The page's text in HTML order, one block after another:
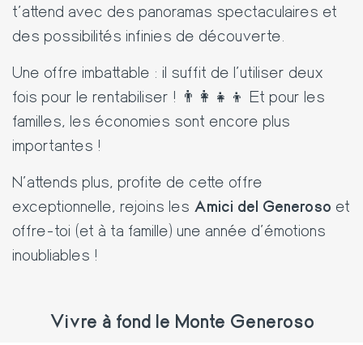
t’attend avec des panoramas spectaculaires et
des possibilités infinies de découverte.
Une offre imbattable : il suffit de l'utiliser deux
fois pour le rentabiliser ! 👨‍👩‍👧‍👦 Et pour les
familles, les économies sont encore plus
importantes !
N’attends plus, profite de cette offre
exceptionnelle, rejoins les Amici del Generoso et
offre-toi (et à ta famille) une année d’émotions
inoubliables !
Vivre à fond le Monte Generoso